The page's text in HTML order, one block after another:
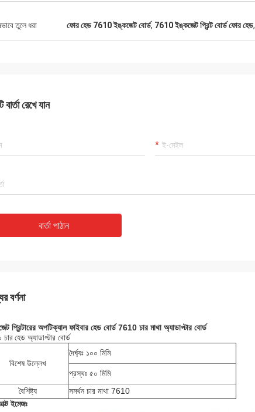
তুলে ধরা ফোর হেড 7610 ইঙ্কজেট বোর্ড, 7610 ইঙ্কজেট প্রিন্ট বোর্ড ফোর হেড,
বার্তা রেখে যান
বার্তা পাঠান
বর্ণনা
প্রিন্টারের অপটিক্যাল ফাইবার হেড বোর্ড 7610 চার মাথা অ্যাডাপ্টার বোর্ড
চারহেড অ্যাডাপ্টার বোর্ড
বিশেষ উল্লেখ
দৈর্ঘ্যঃ ১০০ মিমি
প্রস্থঃ ৫০ মিমি
বৈশিষ্ট্য
সমর্থন চার মাথা 7610
ইমেজঃ